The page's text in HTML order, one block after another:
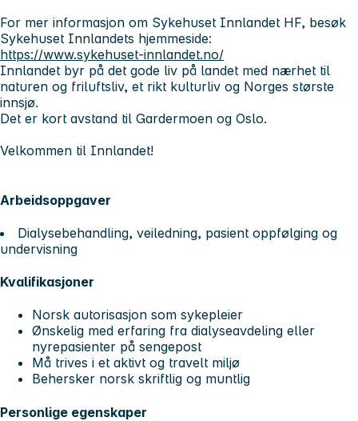
For mer informasjon om Sykehuset Innlandet HF, besøk
Sykehuset Innlandets hjemmeside:
https://www.sykehuset-innlandet.no/
Innlandet byr på det gode liv på landet med nærhet til
naturen og friluftsliv, et rikt kulturliv og Norges største
innsjø.
Det er kort avstand til Gardermoen og Oslo.
Velkommen til Innlandet!
Arbeidsoppgaver
Dialysebehandling, veiledning, pasient oppfølging og
undervisning
Kvalifikasjoner
Norsk autorisasjon som sykepleier
Ønskelig med erfaring fra dialyseavdeling eller
nyrepasienter på sengepost
Må trives i et aktivt og travelt miljø
Behersker norsk skriftlig og muntlig
Personlige egenskaper